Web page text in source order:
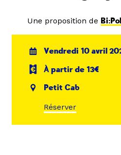
Une proposition de
Vendredi 10 avril
À partir de 13€
Petit Cab
Réserver